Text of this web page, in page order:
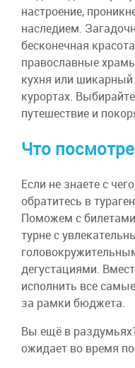
настроение,
наследием.
бесконечная
православные
кухня или
курортах.
путешествие и
Что
Если не знаете с
обратитесь в
Поможем с
турне с
дегустациями.
исполнить все
за рамки бюджета.
Вы ещё в
ожидает во время